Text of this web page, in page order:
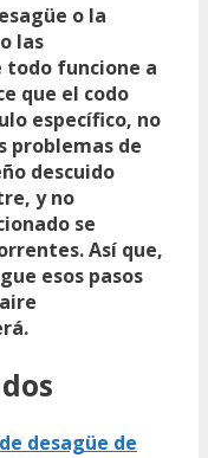
o la
las
todo funcione a
que el codo
específico, no
problemas de
descuido
y no
se
Así que,
esos pasos